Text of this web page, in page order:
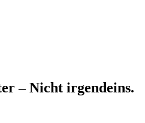
– Nicht irgendeins.